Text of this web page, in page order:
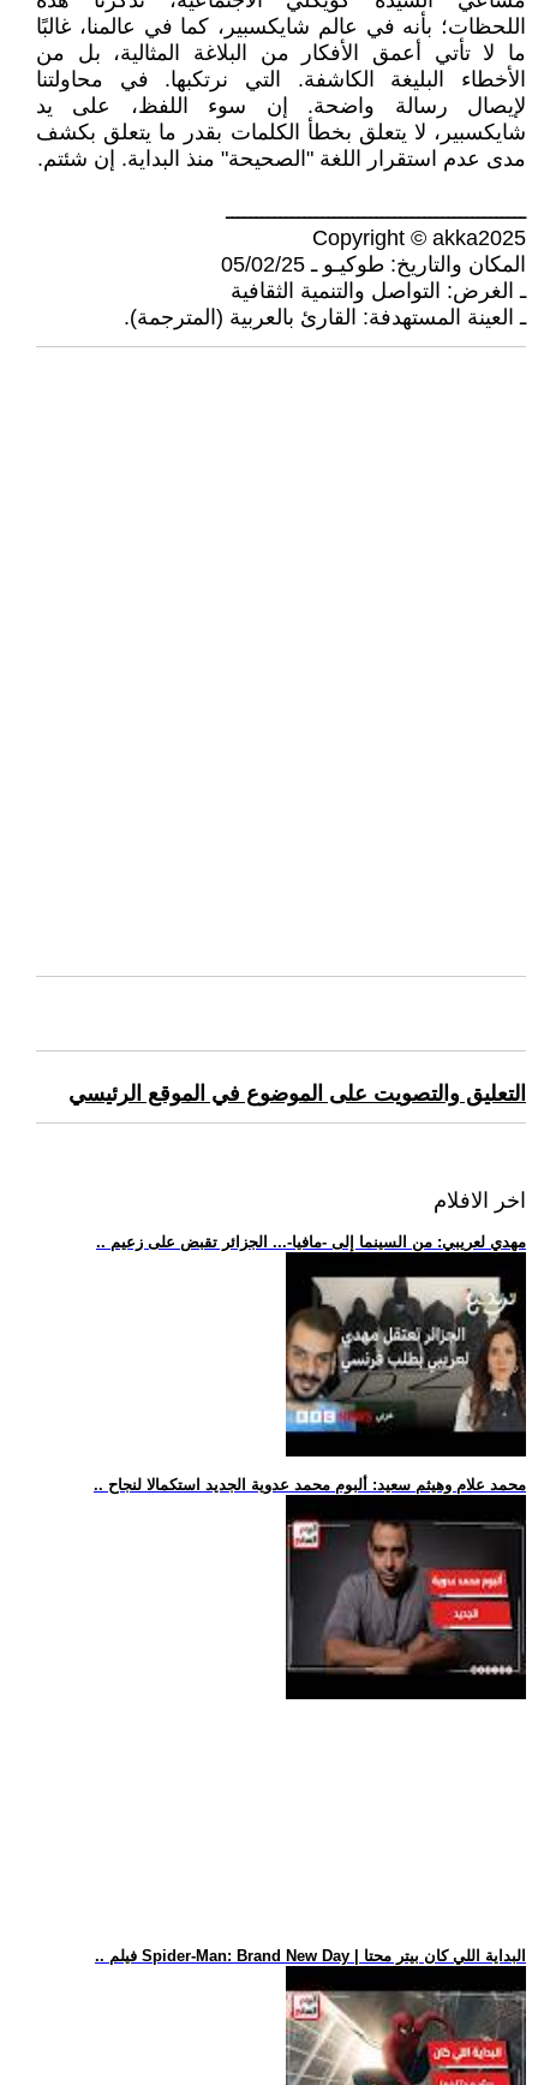
اللحظات؛ بأنه في عالم شايكسبير، كما في عالمنا، غالبًا
ما لا تأتي أعمق الأفكار من البلاغة المثالية، بل من
الأخطاء البليغة الكاشفة. التي نرتكبها. في محاولتنا
لإيصال رسالة واضحة. إن سوء اللفظ، على يد
شايكسبير، لا يتعلق بخطأ الكلمات بقدر ما يتعلق بكشف
مدى عدم استقرار اللغة "الصحيحة" منذ البداية. إن شئتم.
ــــــــــــــــــــــــــــــــــــــــــــــــــ
Copyright © akka2025
المكان والتاريخ: طوكيـو ـ 05/02/25
ـ الغرض: التواصل والتنمية الثقافية
ـ العينة المستهدفة: القارئ بالعربية (المترجمة).
التعليق والتصويت على الموضوع في الموقع الرئيسي
اخر الافلام
.. مهدي لعريبي: من السينما إلى -مافيا-... الجزائر تقبض على زعيم
.. محمد علام وهيثم سعيد: ألبوم محمد عدوية الجديد استكمالا لنجاح
.. فيلم Spider-Man: Brand New Day | البداية اللي كان بيتر محتا